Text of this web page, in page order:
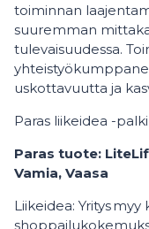
toiminnan
suuremman
tulevaisuudessa.
uskottavuutta ja
Paras liikeidea -
Paras tuote:
Vamia, Vaasa
Liikeidea: Yritys